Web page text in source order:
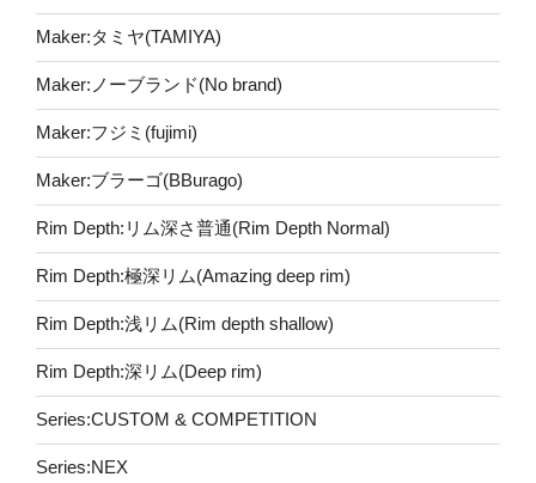
Maker:タミヤ(TAMIYA)
Maker:ノーブランド(No brand)
Maker:フジミ(fujimi)
Maker:ブラーゴ(BBurago)
Rim Depth:リム深さ普通(Rim Depth Normal)
Rim Depth:極深リム(Amazing deep rim)
Rim Depth:浅リム(Rim depth shallow)
Rim Depth:深リム(Deep rim)
Series:CUSTOM & COMPETITION
Series:NEX